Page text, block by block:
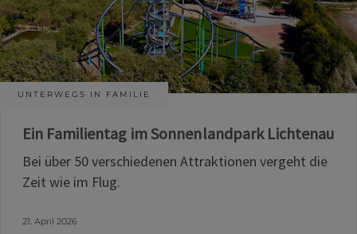
UNTERWEGS IN FAMILIE
Ein Familientag im Sonnenlandpark Lichtenau
Bei über 50 verschiedenen Attraktionen vergeht die
Zeit wie im Flug.
21. April 2026